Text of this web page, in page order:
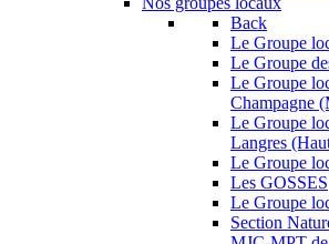
Back
Le Groupe
Le Groupe
Le Groupe
Champagne
Le Groupe
Langres
Le Groupe
Les GOSSES
Le Groupe
Section